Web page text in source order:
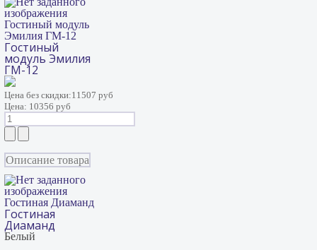
Гостиный модуль
Эмилия ГМ-12
Гостиный
модуль Эмилия
ГМ-12
Цена без скидки:11507 руб
Цена: 10356 руб
Описание товара
Гостиная Диаманд
Гостиная
Диаманд
Белый